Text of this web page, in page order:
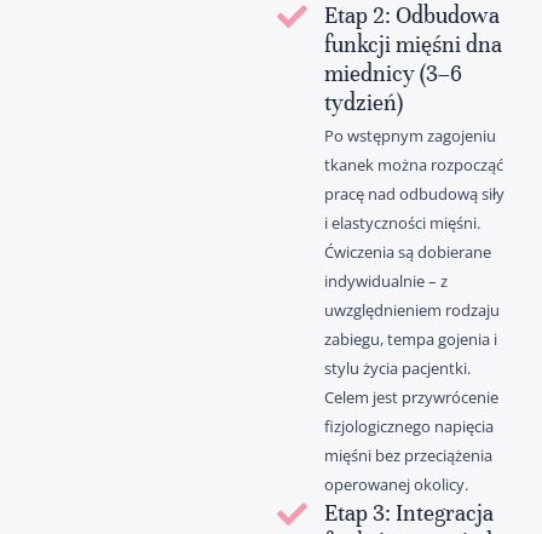
Etap 2: Odbudowa
funkcji mięśni dna
miednicy (3–6
tydzień)
Po wstępnym zagojeniu
tkanek można rozpocząć
pracę nad odbudową siły
i elastyczności mięśni.
Ćwiczenia są dobierane
indywidualnie – z
uwzględnieniem rodzaju
zabiegu, tempa gojenia i
stylu życia pacjentki.
Celem jest przywrócenie
fizjologicznego napięcia
mięśni bez przeciążenia
operowanej okolicy.
Etap 3: Integracja